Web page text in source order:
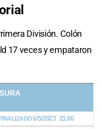
División. Colón
17 veces y empataron